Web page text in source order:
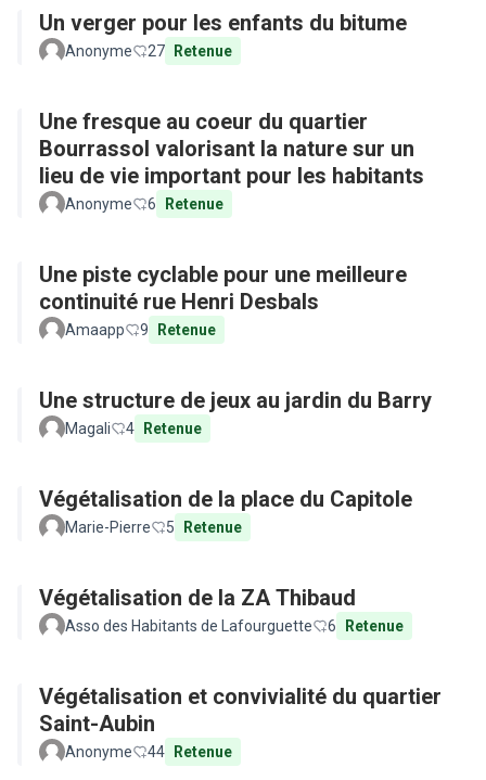
Un verger pour les enfants du bitume
Anonyme 27 Retenue
Une fresque au coeur du quartier
Bourrassol valorisant la nature sur un
lieu de vie important pour les habitants
Anonyme 6 Retenue
Une piste cyclable pour une meilleure
continuité rue Henri Desbals
Amaapp 9 Retenue
Une structure de jeux au jardin du Barry
Magali 4 Retenue
Végétalisation de la place du Capitole
Marie-Pierre 5 Retenue
Végétalisation de la ZA Thibaud
Asso des Habitants de Lafourguette 6 Retenue
Végétalisation et convivialité du quartier
Saint-Aubin
Anonyme 44 Retenue